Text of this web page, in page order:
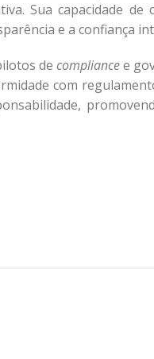
Sua capacidade
e a confiança
decompliancee
com